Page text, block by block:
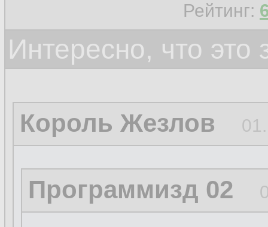
Рейтинг:
Интересно, что
Король Жезлов
Программизд 02